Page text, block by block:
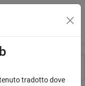
tradotto dove